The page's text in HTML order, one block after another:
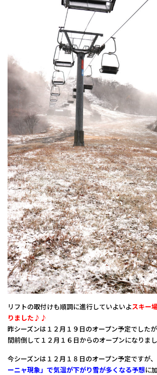
リフトの取付けも順調に進行していよいよスキー
りました♪♪
昨シーズンは１２月１９日のオープン予定でした
間前倒して１２月１６日からのオープンになりまし
今シーズンは１２月１８日のオープン予定ですが
ーニャ現象」で気温が下がり雪が多くなる予想に